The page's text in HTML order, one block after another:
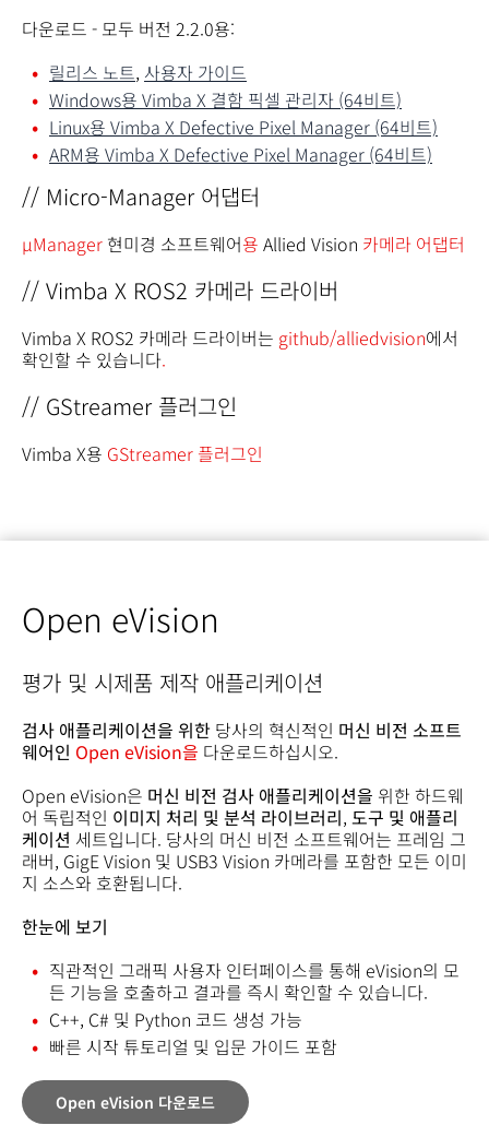
다운로드 - 모두 버전 2.2.0용:
릴리스 노트, 사용자 가이드
Windows용 Vimba X 결함 픽셀 관리자 (64비트)
Linux용 Vimba X Defective Pixel Manager (64비트)
ARM용 Vimba X Defective Pixel Manager (64비트)
// Micro-Manager 어댑터
µManager 현미경 소프트웨어용 Allied Vision 카메라 어댑터
// Vimba X ROS2 카메라 드라이버
Vimba X ROS2 카메라 드라이버는 github/alliedvision에서
확인할 수 있습니다.
// GStreamer 플러그인
Vimba X용 GStreamer 플러그인
Open eVision
평가 및 시제품 제작 애플리케이션
검사 애플리케이션을 위한 당사의 혁신적인 머신 비전 소프트
웨어인 Open eVision을 다운로드하십시오.
Open eVision은 머신 비전 검사 애플리케이션을 위한 하드웨
어 독립적인 이미지 처리 및 분석 라이브러리, 도구 및 애플리
케이션 세트입니다. 당사의 머신 비전 소프트웨어는 프레임 그
래버, GigE Vision 및 USB3 Vision 카메라를 포함한 모든 이미
지 소스와 호환됩니다.
한눈에 보기
직관적인 그래픽 사용자 인터페이스를 통해 eVision의 모
든 기능을 호출하고 결과를 즉시 확인할 수 있습니다.
C++, C# 및 Python 코드 생성 가능
빠른 시작 튜토리얼 및 입문 가이드 포함
Open eVision 다운로드